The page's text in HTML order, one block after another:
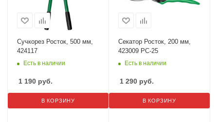
Сучкорез Росток, 500 мм,
424117
Есть в наличии
1 190 руб.
В КОРЗИНУ
Секатор Росток, 200 мм,
423009 PC-25
Есть в наличии
1 290 руб.
В КОРЗИНУ